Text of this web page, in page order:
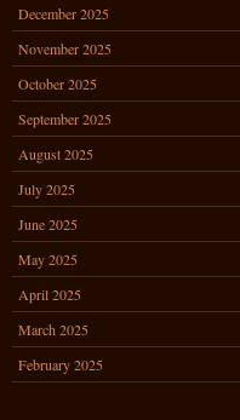
December 2025
November 2025
October 2025
September 2025
August 2025
July 2025
June 2025
May 2025
April 2025
March 2025
February 2025